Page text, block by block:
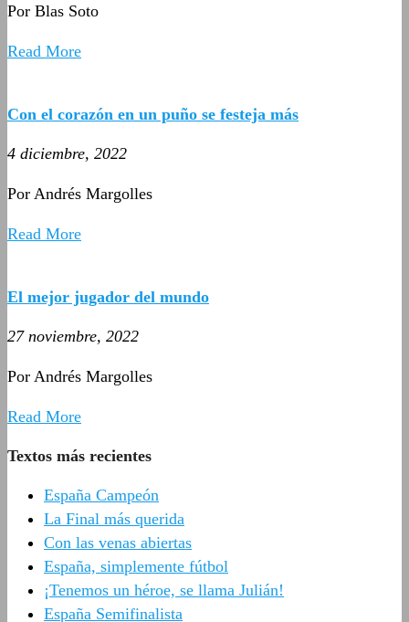
Por Blas Soto
Read More
Con el corazón en un puño se festeja más
4 diciembre, 2022
Por Andrés Margolles
Read More
El mejor jugador del mundo
27 noviembre, 2022
Por Andrés Margolles
Read More
Textos más recientes
España Campeón
La Final más querida
Con las venas abiertas
España, simplemente fútbol
¡Tenemos un héroe, se llama Julián!
España Semifinalista